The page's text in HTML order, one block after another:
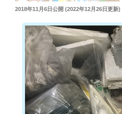
投
2018年11月6日公開 (2022年12月26日更新)